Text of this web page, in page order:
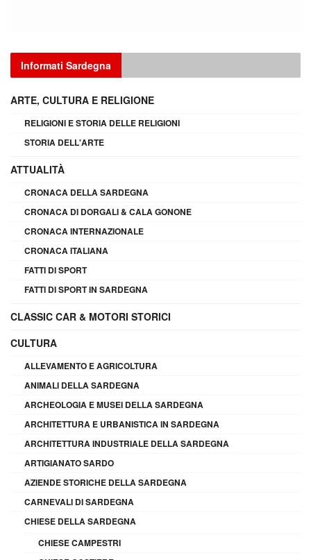
Informati Sardegna
ARTE, CULTURA E RELIGIONE
RELIGIONI E STORIA DELLE RELIGIONI
STORIA DELL'ARTE
ATTUALITÀ
CRONACA DELLA SARDEGNA
CRONACA DI DORGALI & CALA GONONE
CRONACA INTERNAZIONALE
CRONACA ITALIANA
FATTI DI SPORT
FATTI DI SPORT IN SARDEGNA
CLASSIC CAR & MOTORI STORICI
CULTURA
ALLEVAMENTO E AGRICOLTURA
ANIMALI DELLA SARDEGNA
ARCHEOLOGIA E MUSEI DELLA SARDEGNA
ARCHITETTURA E URBANISTICA IN SARDEGNA
ARCHITETTURA INDUSTRIALE DELLA SARDEGNA
ARTIGIANATO SARDO
AZIENDE STORICHE DELLA SARDEGNA
CARNEVALI DI SARDEGNA
CHIESE DELLA SARDEGNA
CHIESE CAMPESTRI